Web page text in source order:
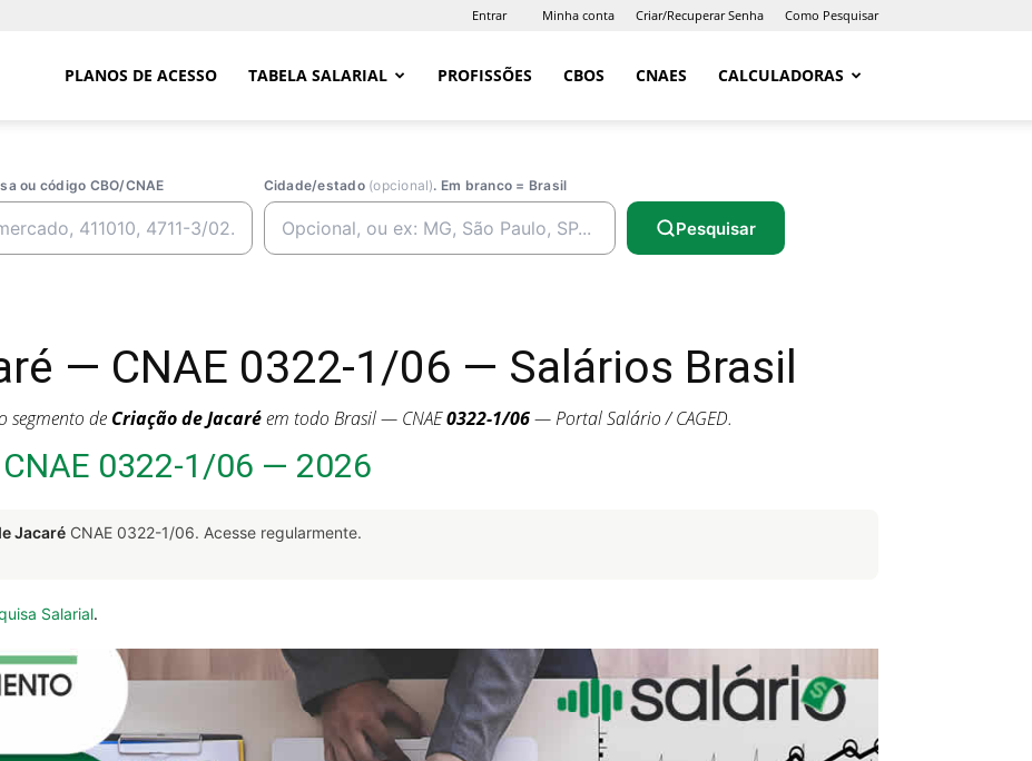
Entrar Minha conta Criar/Recuperar Senha Como Pesquisar
PLANOS DE ACESSO TABELA SALARIAL PROFISSÕES CBOS CNAES CALCULADORAS
ou código CBO/CNAE Cidade/estado (opcional). Em branco = Brasil
Pesquisar
— CNAE 0322-1/06 — Salários Brasil
segmento de Criação de Jacaréem todo Brasil — CNAE0322-1/06— Portal Salário / CAGED.
0322-1/06 — 2026
Jacaré CNAE 0322-1/06. Acesse regularmente.
Salarial.